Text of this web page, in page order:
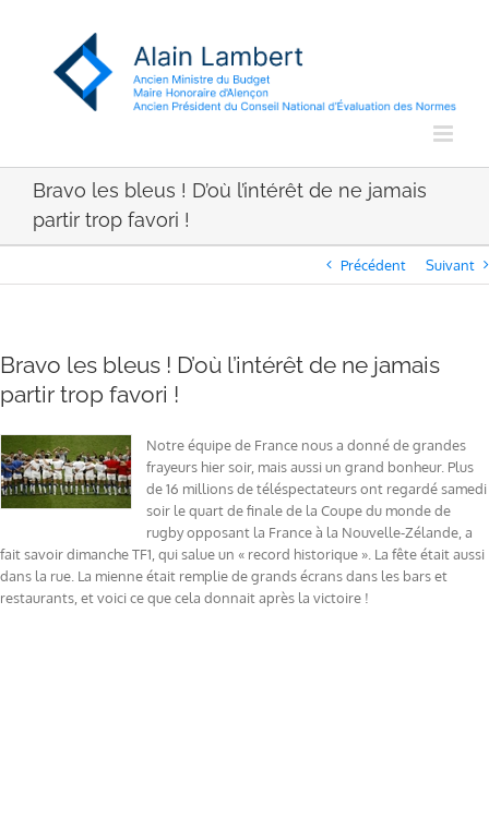
Bravo les bleus ! D’où l’intérêt de ne jamais
partir trop favori !
Précédent Suivant
Bravo les bleus ! D’où l’intérêt de ne jamais
partir trop favori !
Notre équipe de France nous a donné de grandes
frayeurs hier soir, mais aussi un grand bonheur. Plus
de 16 millions de téléspectateurs ont regardé samedi
soir le quart de finale de la Coupe du monde de
rugby opposant la France à la Nouvelle-Zélande, a
fait savoir dimanche TF1, qui salue un « record historique ». La fête était aussi
dans la rue. La mienne était remplie de grands écrans dans les bars et
restaurants, et voici ce que cela donnait après la victoire !